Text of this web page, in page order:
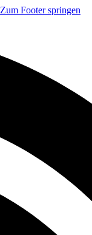
Zum Footer springen